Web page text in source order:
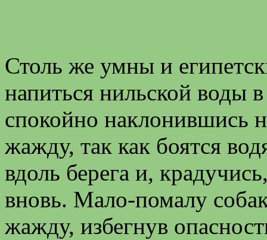
Столь же умны и
напиться нильской воды
спокойно наклонившись
жажду, так как боятся
вдоль берега и,
вновь. Мало-помалу
жажду, избегнув